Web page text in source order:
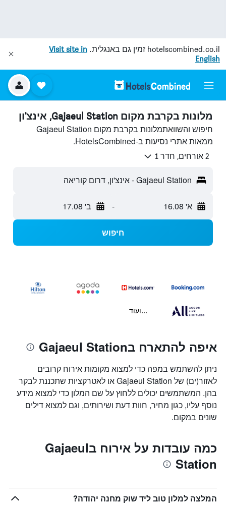
hotelscombined.co.il זמין גם באנגלית. Visit site in
English
מלונות בקרבת מקום Gajaeul Station, אינצ'ון
חיפוש והשוואתמלונות בקרבת מקום Gajaeul Station
ממאות אתרי נסיעות ב-HotelsCombined.
2 אורחים, חדר 1
Gajaeul Station - אינצ'ון, דרום קוריאה
א' 16.08 - ב' 17.08
חיפוש
...ועוד
איפה להתארח בGajaeul Station
ניתן להשתמש במפה כדי למצוא מקומות אירוח קרובים
לאזור(ים) של Gajaeul Station או לאטרקציות שתכננת לבקר
בהן. המשתמשים יכולים ללחוץ על שם המלון כדי למצוא מידע
נוסף עליו, כגון מחיר, חוות דעת ושירותים, וגם למצוא דילים
שונים במקום.
כמה עובדות על אירוח בGajaeul
Station
המלצה למלון טוב ליד שוק מחנה יהודה?